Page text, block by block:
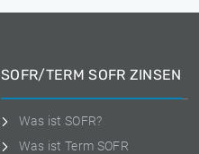
SOFR/TERM SOFR ZINSEN
Was ist SOFR?
Was ist Term SOFR